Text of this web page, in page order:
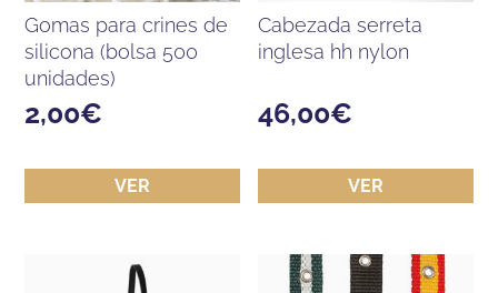
gomas para crines de
silicona (bolsa 500
unidades)
2,00€
VER
cabezada serreta
inglesa hh nylon
46,00€
VER